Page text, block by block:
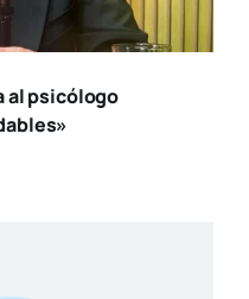
al psicólogo